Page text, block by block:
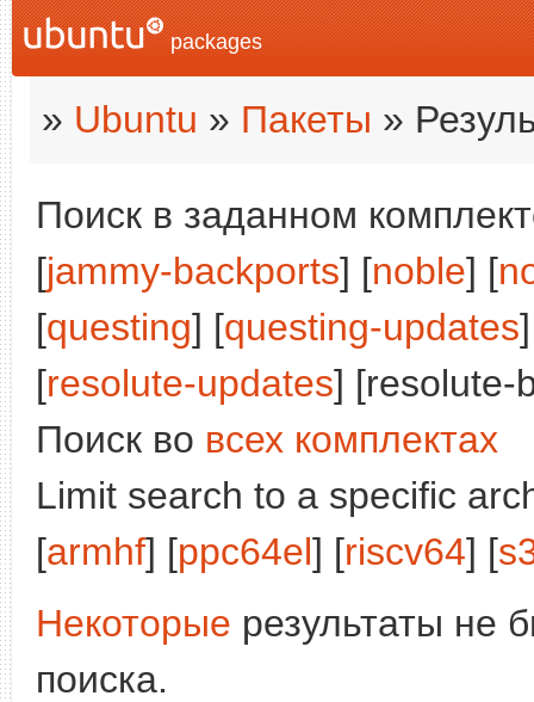
packages
» Ubuntu » Пакеты »
Поиск в заданном
[jammy-backports] [noble] [
[questing] [questing-updates
[resolute-updates] [resolute-
Поиск во всех комплектах
Limit search to a specific
[armhf] [ppc64el] [riscv64] [
Некоторые результаты не
поиска.